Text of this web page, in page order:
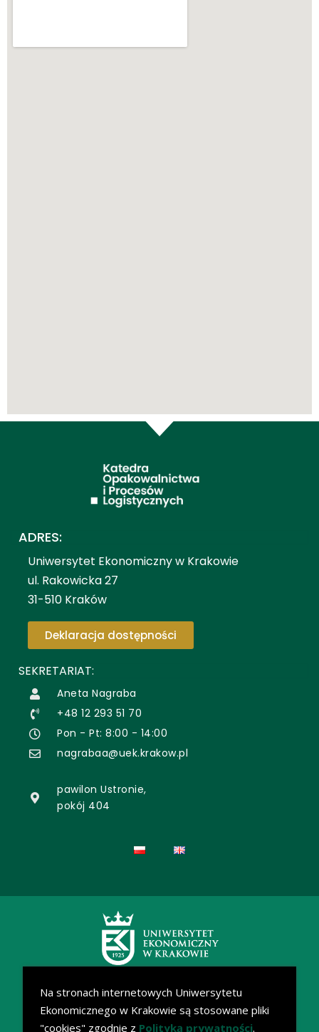
ADRES:
Uniwersytet Ekonomiczny w Krakowie
ul. Rakowicka 27
31-510 Kraków
Deklaracja dostępności
SEKRETARIAT:
Aneta Nagraba
+48 12 293 51 70
Pon - Pt: 8:00 - 14:00
nagrabaa@uek.krakow.pl
pawilon Ustronie,
pokój 404
Na stronach internetowych Uniwersytetu
Ekonomicznego w Krakowie są stosowane pliki
"cookies" zgodnie z Polityką prywatności.